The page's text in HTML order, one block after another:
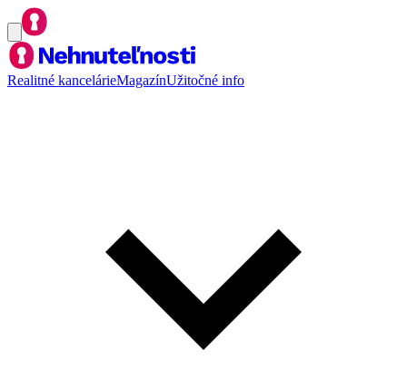
Realitné kancelárieMagazínUžitočné info